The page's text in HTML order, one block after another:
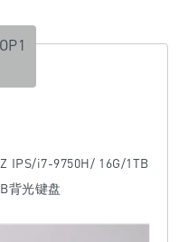
IPS/i7-9750H/ 16G/1TB
背光键盘